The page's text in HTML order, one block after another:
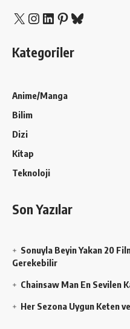
X Instagram
LinkedIn
Pinterest
Bluesky
Kategoriler
Anime/Manga
Bilim
Dizi
Kitap
Teknoloji
Son Yazılar
Sonuyla Beyin Yakan 20
Gerekebilir
Chainsaw Man En Sevilen
Her Sezona Uygun Keten